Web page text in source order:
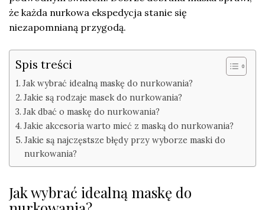
że każda nurkowa ekspedycja stanie się
niezapomnianą przygodą.
Spis treści
Jak wybrać idealną maskę do nurkowania?
Jakie są rodzaje masek do nurkowania?
Jak dbać o maskę do nurkowania?
Jakie akcesoria warto mieć z maską do nurkowania?
Jakie są najczęstsze błędy przy wyborze maski do
nurkowania?
Jak wybrać idealną maskę do